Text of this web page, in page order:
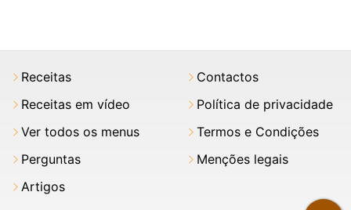
Receitas
Receitas em vídeo
Ver todos os menus
Perguntas
Artigos
Contactos
Política de privacidade
Termos e Condições
Menções legais